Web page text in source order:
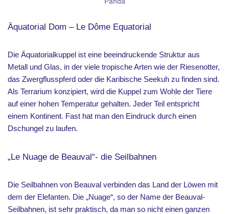
Äquatorial Dom – Le Dôme Equatorial
Die Äquatorialkuppel ist eine beeindruckende Struktur aus
Metall und Glas, in der viele tropische Arten wie der Riesenotter,
das Zwergflusspferd oder die Karibische Seekuh zu finden sind.
Als Terrarium konzipiert, wird die Kuppel zum Wohle der Tiere
auf einer hohen Temperatur gehalten. Jeder Teil entspricht
einem Kontinent. Fast hat man den Eindruck durch einen
Dschungel zu laufen.
„Le Nuage de Beauval“- die Seilbahnen
Die Seilbahnen von Beauval verbinden das Land der Löwen mit
dem der Elefanten. Die „Nuage“, so der Name der Beauval-
Seilbahnen, ist sehr praktisch, da man so nicht einen ganzen